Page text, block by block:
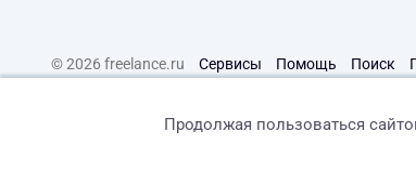
© 2026 freelance.ru Сервисы Помощь Поиск
Продолжая пользоваться